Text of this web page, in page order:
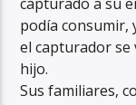
podía consumir,
el capturador se
hijo.
Sus familiares,